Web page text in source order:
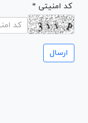
* کد امنیتی